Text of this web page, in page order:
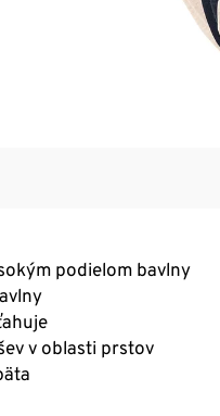
podielom bavlny
v oblasti prstov
tvar, perfektne sedia